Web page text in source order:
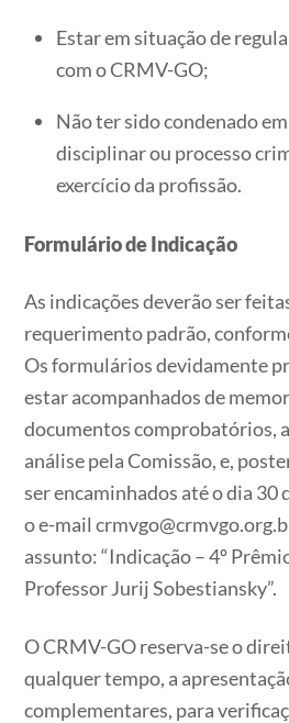
Estar em situação de
com o CRMV-GO;
Não ter sido condenado
disciplinar ou processo
exercício da profissão.
Formulário de Indicação
As indicações deverão ser
requerimento padrão,
Os formulários devidamente
estar acompanhados de
documentos comprobatórios,
análise pela Comissão, e,
ser encaminhados até o dia 30
o e-mail
assunto: “Indicação – 4º
Professor Jurij Sobestiansky”.
O CRMV-GO reserva-se o
qualquer tempo, a
complementares, para